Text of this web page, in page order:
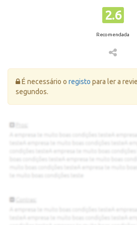
2.6
Recomendada
Erro:
É necessário o registo para ler a
segundos.